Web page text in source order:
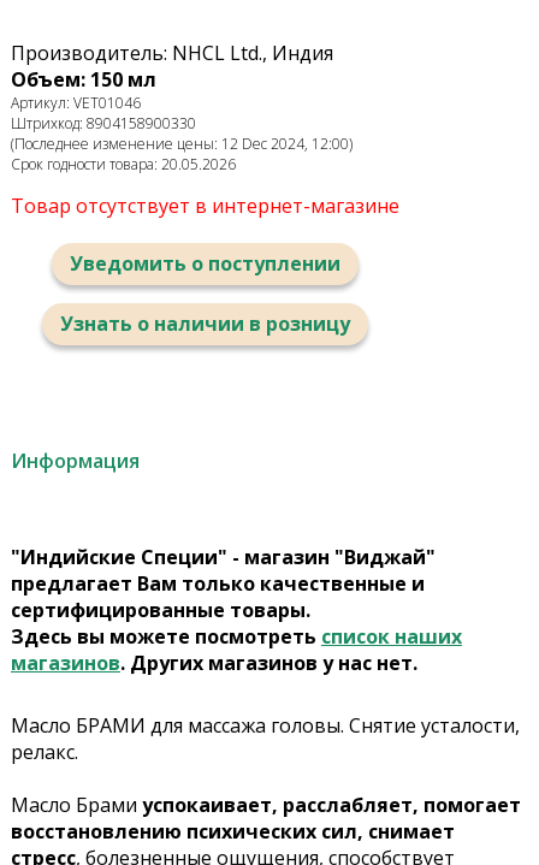
Производитель: NHCL Ltd., Индия
Объем: 150 мл
Артикул: VET01046
Штрихкод: 8904158900330
(Последнее изменение цены: 12 Dec 2024, 12:00)
Срок годности товара: 20.05.2026
Товар отсутствует в интернет-магазине
Уведомить о поступлении
Узнать о наличии в розницу
Информация
"Индийские Специи" - магазин "Виджай"
предлагает Вам только качественные и
сертифицированные товары.
Здесь вы можете посмотреть список наших
магазинов. Других магазинов у нас нет.
Масло БРАМИ для массажа головы. Снятие усталости,
релакс.
Масло Брами успокаивает, расслабляет, помогает
восстановлению психических сил, снимает
стресс, болезненные ощущения, способствует